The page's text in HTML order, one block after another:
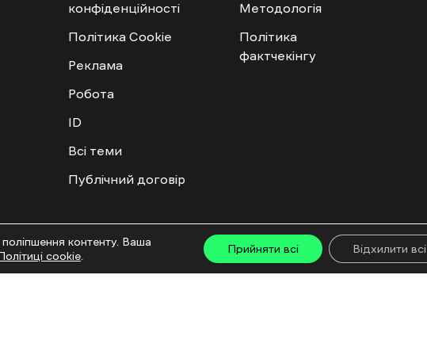
конфіденційності
Політика Cookie
Реклама
Робота
ID
Всі теми
Публічний договір
Методологія
Політика
фактчекінгу
та інтегрованих продуктів дозволяється за умови отримання схвалення від редакції.
ГО «Ґвара Медіа», 61057, Харків, вул. Гоголя, 14, абонентська скринька №7400
контенту. Ваша
Політиці cookie
Прийняти всі Відхилити всі